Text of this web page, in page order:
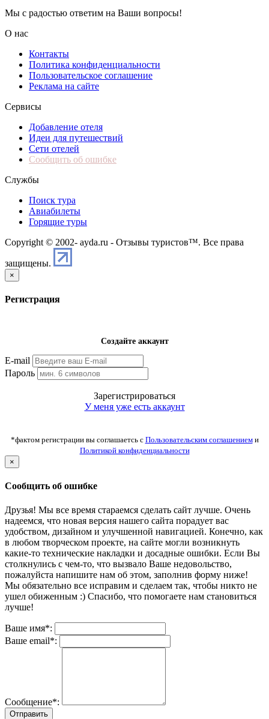
Мы с радостью ответим на Ваши вопросы!
О нас
Контакты
Политика конфиденциальности
Пользовательское соглашение
Реклама на сайте
Сервисы
Добавление отеля
Идеи для путешествий
Сети отелей
Сообщить об ошибке
Службы
Поиск тура
Авиабилеты
Горящие туры
Copyright © 2002- ayda.ru - Отзывы туристов™. Все права
защищены.
×
Регистрация
Создайте аккаунт
E-mail
Пароль
Зарегистрироваться
У меня уже есть аккаунт
*фактом регистрации вы соглашаетсь с Пользовательским соглашениеми
Политикой конфиденциальности
×
Сообщить об ошибке
Друзья! Мы все время стараемся сделать сайт лучше. Очень
надеемся, что новая версия нашего сайта порадует вас
удобством, дизайном и улучшенной навигацией. Конечно, как
в любом творческом проекте, на сайте могли возникнуть
какие-то технические накладки и досадные ошибки. Если Вы
столкнулись с чем-то, что вызвало Ваше недовольство,
пожалуйста напишите нам об этом, заполнив форму ниже!
Мы обязательно все исправим и сделаем так, чтобы никто не
ушел обиженным :) Спасибо, что помогаете нам становиться
лучше!
Ваше имя*:
Ваше email*:
Сообщение*:
Отправить